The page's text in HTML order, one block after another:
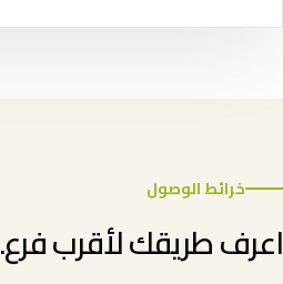
خرائط الوصول
اعرف طريقك لأقرب فرع.